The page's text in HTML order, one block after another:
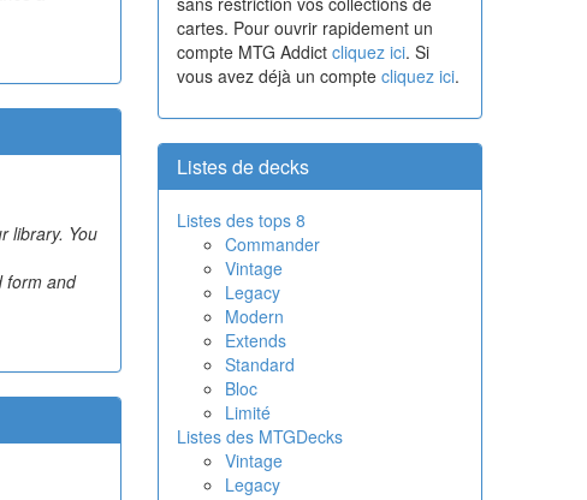
library. You
form and
cartes. Pour ouvrir rapidement un
compte MTG Addict cliquez ici. Si
vous avez déjà un compte cliquez ici.
Listes de decks
Listes des tops 8
Commander
Vintage
Legacy
Modern
Extends
Standard
Bloc
Limité
Listes des MTGDecks
Vintage
Legacy